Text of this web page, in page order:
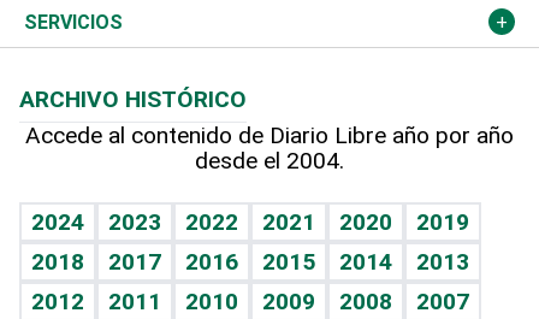
Resto del mundo
Economía personal
Podcast Arte Libre
Hablando con el pediatra
Vida y familia
Eñe
Celebrando la vida
Más deportes
Línea de hit
TBT Deportivo
Columnistas
Cambio climático
Opinión
Hecho en casa
Guía del dinero
SERVICIOS
Cumpleaños
Horóscopos
Crucigramas
ARCHIVO HISTÓRICO
Accede al contenido de Diario Libre año por año
desde el 2004.
2024 2023 2022 2021 2020
2019
2018
2017 2016 2015 2014
2013
2012
2011 2010 2009 2008
2007